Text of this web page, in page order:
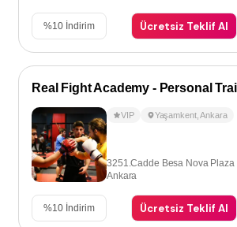
%10 İndirim Ücretsiz Teklif Al
Real Fight Academy - Personal
VIP Yaşamkent,Ankara
3251.Cadde Besa Nova Plaza
Ankara
%10 İndirim Ücretsiz Teklif Al